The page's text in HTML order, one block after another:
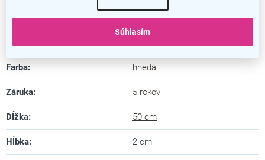
Súhlasím
Dodatočné parametre
Farba: hnedá
Záruka: 5 rokov
Dĺžka: 50 cm
Hĺbka: 2 cm